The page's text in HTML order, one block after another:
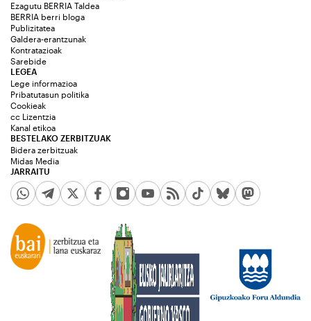
Ezagutu BERRIA Taldea
BERRIA berri bloga
Publizitatea
Galdera-erantzunak
Kontratazioak
Sarebide
JARRAITU
LEGEA
Lege informazioa
Pribatutasun politika
Cookieak
cc Lizentzia
Kanal etikoa
BESTELAKO ZERBITZUAK
Bidera zerbitzuak
Midas Media